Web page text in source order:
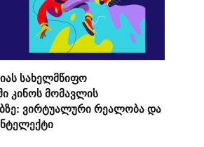
სახელმწიფო
კინოს მომავლის
ვირტუალური რეალობა და